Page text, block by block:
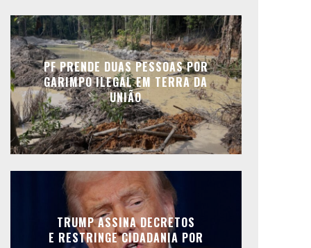
PF PRENDE DUAS PESSOAS POR
GARIMPO ILEGAL EM TERRA DA
UNIÃO
TRUMP ASSINA DECRETOS
E RESTRINGE CIDADANIA POR